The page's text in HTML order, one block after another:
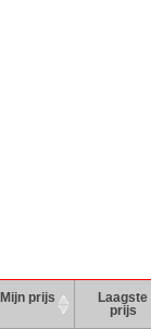
Mijn prijs
Laagste
prijs